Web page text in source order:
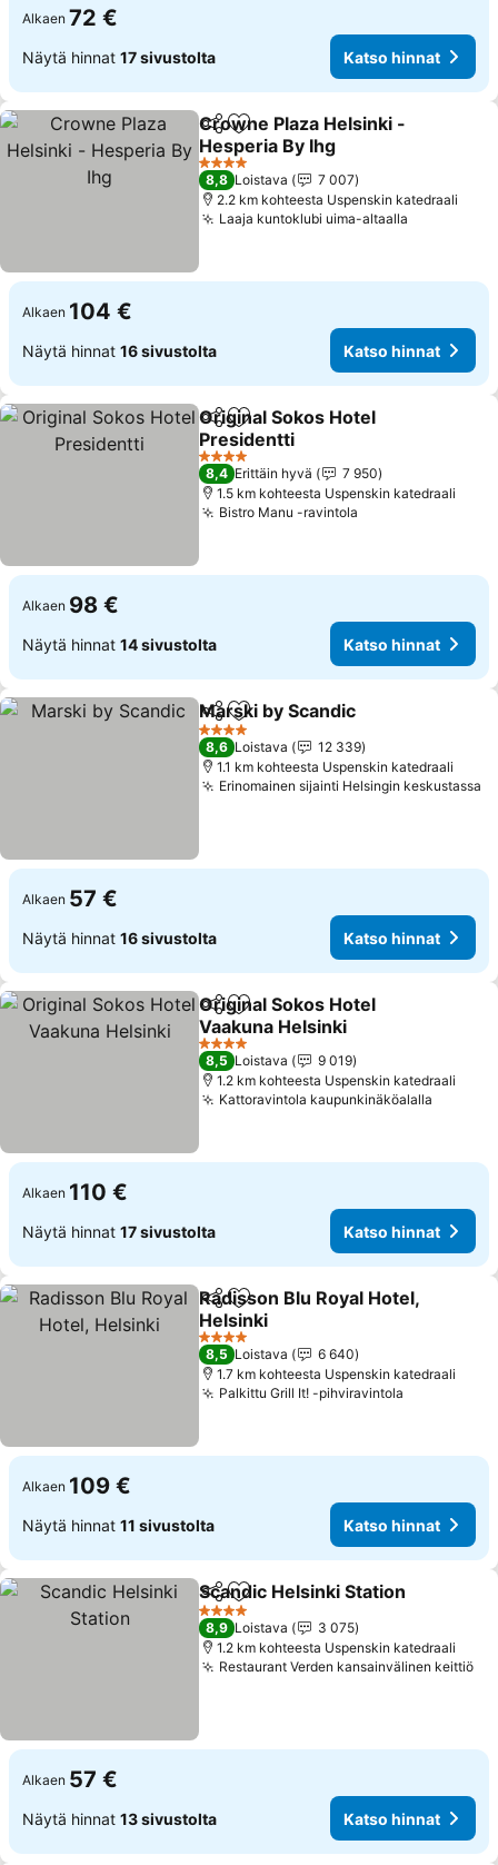
Alkaen 72 €
Näytä hinnat 17 sivustolta Katso hinnat
Jaa Lisää suosikkeihin
Crowne Plaza Helsinki -
Hesperia By Ihg
Katso hinnat
4 Tähtiluokitus
8,8 Loistava
7 007
2.2 km kohteesta Uspenskin katedraali
Laaja kuntoklubi uima-altaalla
Alkaen 104 €
Näytä hinnat 16 sivustolta Katso hinnat
Jaa Lisää suosikkeihin
Original Sokos Hotel
Presidentti
Katso hinnat
4 Tähtiluokitus
8,4 Erittäin hyvä
7 950
1.5 km kohteesta Uspenskin katedraali
Bistro Manu -ravintola
Alkaen 98 €
Näytä hinnat 14 sivustolta Katso hinnat
Jaa Lisää suosikkeihin
Marski by Scandic
4 Tähtiluokitus
8,6 Loistava
12 339
1.1 km kohteesta Uspenskin katedraali
Erinomainen sijainti Helsingin keskustassa
Alkaen 57 €
Näytä hinnat 16 sivustolta Katso hinnat
Jaa Lisää suosikkeihin
Original Sokos Hotel
Vaakuna Helsinki
Katso hinnat
4 Tähtiluokitus
8,5 Loistava
9 019
1.2 km kohteesta Uspenskin katedraali
Kattoravintola kaupunkinäköalalla
Alkaen 110 €
Näytä hinnat 17 sivustolta Katso hinnat
Jaa Lisää suosikkeihin
Radisson Blu Royal Hotel,
Helsinki
Katso hinnat
4 Tähtiluokitus
8,5 Loistava
6 640
1.7 km kohteesta Uspenskin katedraali
Palkittu Grill It! -pihviravintola
Alkaen 109 €
Näytä hinnat 11 sivustolta Katso hinnat
Jaa Lisää suosikkeihin
Scandic Helsinki Station
4 Tähtiluokitus
8,9 Loistava
3 075
1.2 km kohteesta Uspenskin katedraali
Restaurant Verden kansainvälinen keittiö
Alkaen 57 €
Näytä hinnat 13 sivustolta Katso hinnat